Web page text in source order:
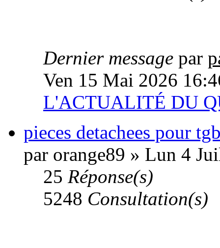
Dernier message par
Ven 15 Mai 2026
L'ACTUALITÉ DU
pieces detachees pour
par orange89 » Lun 4
25 Réponse(s)
5248 Consultation(s)